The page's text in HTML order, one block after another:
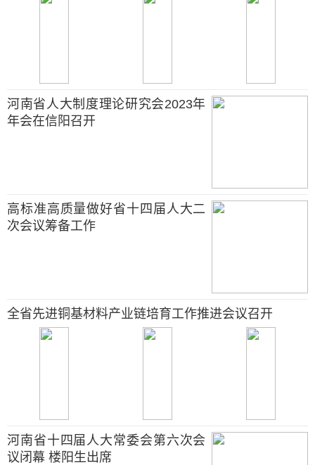
河南省人大制度理论研究会2023年
年会在信阳召开
高标准高质量做好省十四届人大二
次会议筹备工作
全省先进铜基材料产业链培育工作推进会议召开
河南省十四届人大常委会第六次会
议闭幕 楼阳生出席